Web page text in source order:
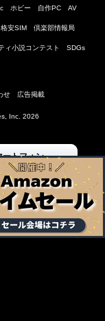
ホビー 自作PC AV
格安SIM 倶楽部情報局
ィ小説コンテスト SDGs
せ 広告掲載
Inc. 2026
ートフォン